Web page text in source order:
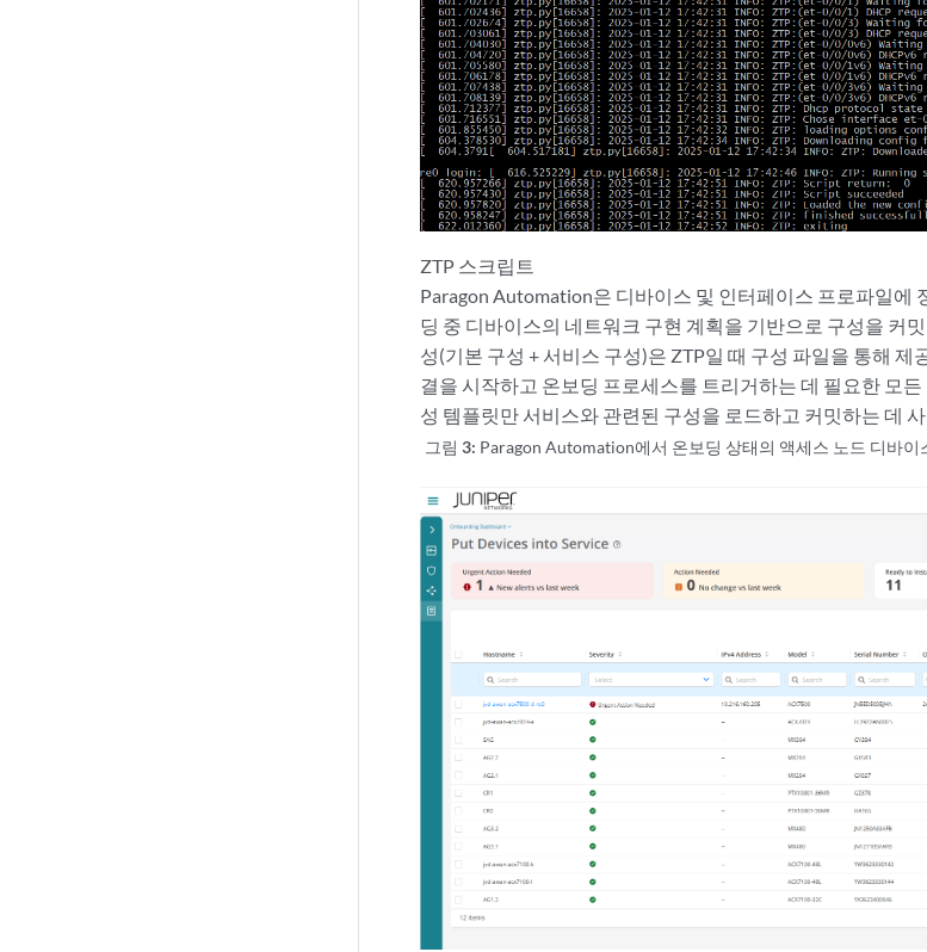
ZTP 스크립트
Paragon Automation은 디바이스 및 인터페이스 프로파일에
딩 중 디바이스의 네트워크 구현 계획을 기반으로 구성을 커
성(기본 구성 + 서비스 구성)은 ZTP일 때 구성 파일을 통해 제
결을 시작하고 온보딩 프로세스를 트리거하는 데 필요한 모
성 템플릿만 서비스와 관련된 구성을 로드하고 커밋하는 데
그림 3: Paragon Automation에서 온보딩 상태의 액세스 노드 디바이